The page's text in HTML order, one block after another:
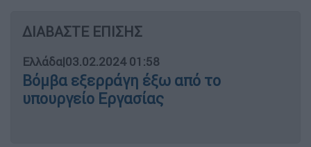
ΔΙΑΒΑΣΤΕ ΕΠΙΣΗΣ
Ελλάδα|03.02.2024 01:58
Βόμβα εξερράγη έξω από το
υπουργείο Εργασίας